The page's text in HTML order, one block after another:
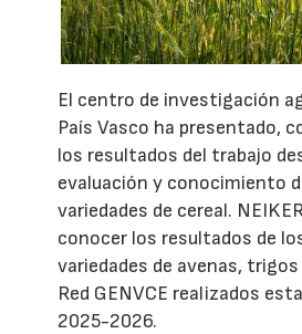
El centro de investigación
País Vasco ha presentado,
los resultados del trabajo
evaluación y conocimiento
variedades de cereal.
conocer los resultados de
variedades de avenas, trigos
Red GENVCE realizados
2025-2026.